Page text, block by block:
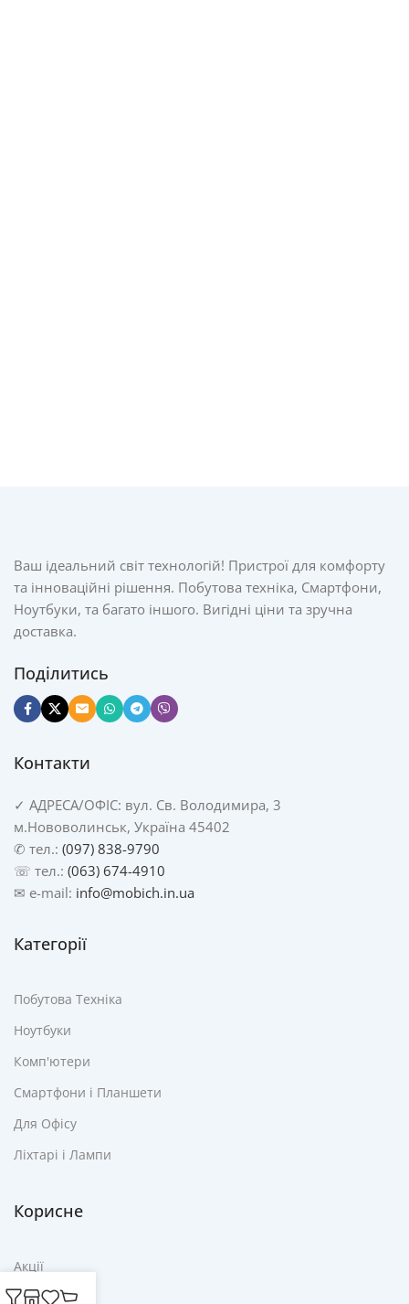
Ваш ідеальний світ технологій! Пристрої для комфорту
та інноваційні рішення. Побутова техніка, Смартфони,
Ноутбуки, та багато іншого. Вигідні ціни та зручна
доставка.
Поділитись
Контакти
✓ АДРЕСА/ОФІС: вул. Св. Володимира, 3
м.Нововолинськ, Україна 45402
✆ тел.: (097) 838-9790
☏ тел.: (063) 674-4910
✉ e-mail: info@mobich.in.ua
Категорії
Побутова Техніка
Ноутбуки
Комп'ютери
Смартфони і Планшети
Для Офісу
Ліхтарі і Лампи
Корисне
Акції
Купони